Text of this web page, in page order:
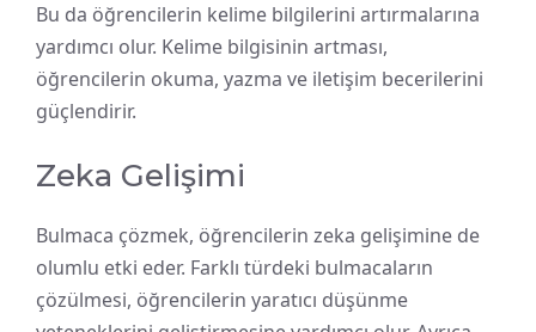
Bu da öğrencilerin kelime bilgilerini artırmalarına
yardımcı olur. Kelime bilgisinin artması,
öğrencilerin okuma, yazma ve iletişim becerilerini
güçlendirir.
Zeka Gelişimi
Bulmaca çözmek, öğrencilerin zeka gelişimine de
olumlu etki eder. Farklı türdeki bulmacaların
çözülmesi, öğrencilerin yaratıcı düşünme